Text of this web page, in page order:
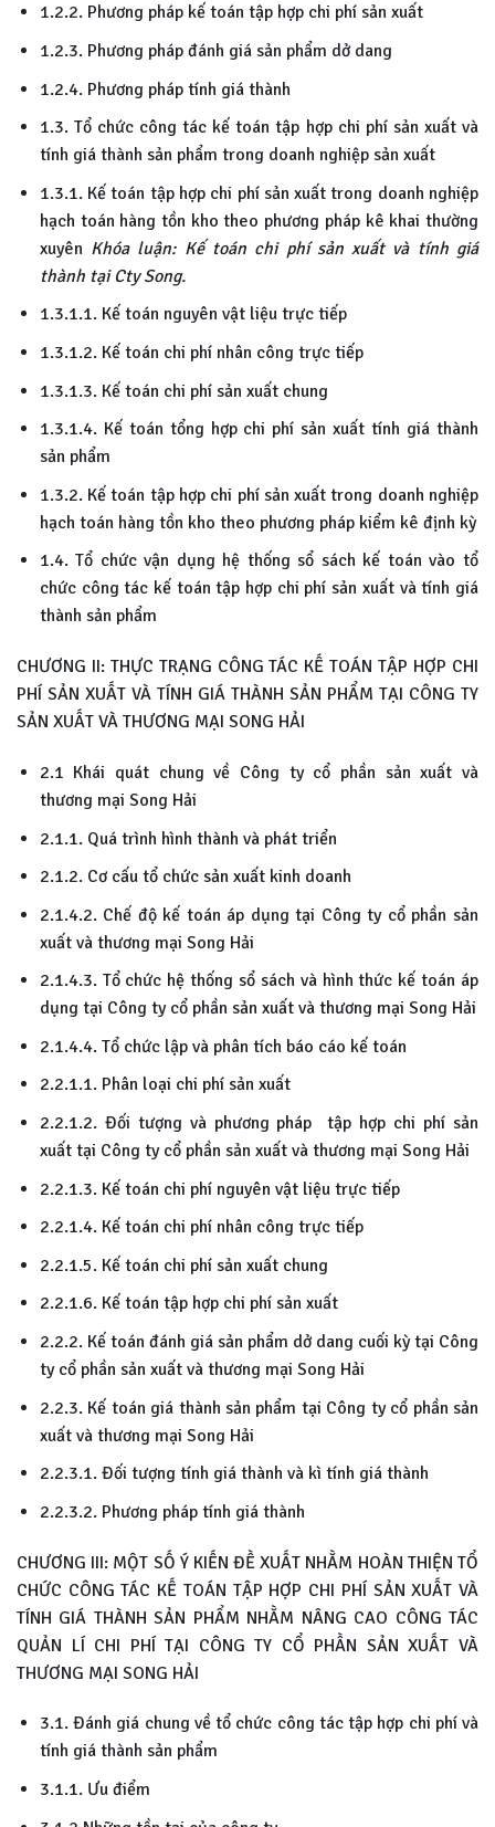
1.2.2. Phương pháp kế toán tập hợp chi phí sản xuất
1.2.3. Phương pháp đánh giá sản phẩm dở dang
1.2.4. Phương pháp tính giá thành
1.3. Tổ chức công tác kế toán tập hợp chi phí sản xuất và
tính giá thành sản phẩm trong doanh nghiệp sản xuất
1.3.1. Kế toán tập hợp chi phí sản xuất trong doanh nghiệp
hạch toán hàng tồn kho theo phương pháp kê khai thường
xuyên Khóa luận: Kế toán chi phí sản xuất và tính giá
thành tại Cty Song.
1.3.1.1. Kế toán nguyên vật liệu trực tiếp
1.3.1.2. Kế toán chi phí nhân công trực tiếp
1.3.1.3. Kế toán chi phí sản xuất chung
1.3.1.4. Kế toán tổng hợp chi phí sản xuất tính giá thành
sản phẩm
1.3.2. Kế toán tập hợp chi phí sản xuất trong doanh nghiệp
hạch toán hàng tồn kho theo phương pháp kiểm kê định kỳ
1.4. Tổ chức vận dụng hệ thống sổ sách kế toán vào tổ
chức công tác kế toán tập hợp chi phí sản xuất và tính giá
thành sản phẩm
CHƯƠNG II: THỰC TRẠNG CÔNG TÁC KẾ TOÁN TẬP HỢP CHI
PHÍ SẢN XUẤT VÀ TÍNH GIÁ THÀNH SẢN PHẨM TẠI CÔNG TY
SẢN XUẤT VÀ THƯƠNG MẠI SONG HẢI
2.1 Khái quát chung về Công ty cổ phần sản xuất và
thương mại Song Hải
2.1.1. Quá trình hình thành và phát triển
2.1.2. Cơ cấu tổ chức sản xuất kinh doanh
2.1.4.2. Chế độ kế toán áp dụng tại Công ty cổ phần sản
xuất và thương mại Song Hải
2.1.4.3. Tổ chức hệ thống sổ sách và hình thức kế toán áp
dụng tại Công ty cổ phần sản xuất và thương mại Song Hải
2.1.4.4. Tổ chức lập và phân tích báo cáo kế toán
2.2.1.1. Phân loại chi phí sản xuất
2.2.1.2. Đối tượng và phương pháp tập hợp chi phí sản
xuất tại Công ty cổ phần sản xuất và thương mại Song Hải
2.2.1.3. Kế toán chi phí nguyên vật liệu trực tiếp
2.2.1.4. Kế toán chi phí nhân công trực tiếp
2.2.1.5. Kế toán chi phí sản xuất chung
2.2.1.6. Kế toán tập hợp chi phí sản xuất
2.2.2. Kế toán đánh giá sản phẩm dở dang cuối kỳ tại Công
ty cổ phần sản xuất và thương mại Song Hải
2.2.3. Kế toán giá thành sản phẩm tại Công ty cổ phần sản
xuất và thương mại Song Hải
2.2.3.1. Đối tượng tính giá thành và kì tính giá thành
2.2.3.2. Phương pháp tính giá thành
CHƯƠNG III: MỘT SỐ Ý KIẾN ĐỀ XUẤT NHẰM HOÀN THIỆN TỔ
CHỨC CÔNG TÁC KẾ TOÁN TẬP HỢP CHI PHÍ SẢN XUẤT VÀ
TÍNH GIÁ THÀNH SẢN PHẨM NHẰM NÂNG CAO CÔNG TÁC
QUẢN LÍ CHI PHÍ TẠI CÔNG TY CỔ PHẦN SẢN XUẤT VÀ
THƯƠNG MẠI SONG HẢI
3.1. Đánh giá chung về tổ chức công tác tập hợp chi phí và
tính giá thành sản phẩm
3.1.1. Ưu điểm